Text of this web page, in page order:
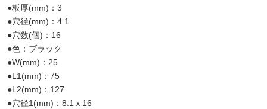
●板厚(mm)：3
●穴径(mm)：4.1
●穴数(個)：16
●色：ブラック
●W(mm)：25
●L1(mm)：75
●L2(mm)：127
●穴径1(mm)：8.1ｘ16